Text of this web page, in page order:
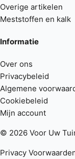
Overige artikelen
Meststoffen en kalk
Informatie
Over ons
Privacybeleid
Algemene
Cookiebeleid
Mijn account
© 2026 Voor Uw
Privacy